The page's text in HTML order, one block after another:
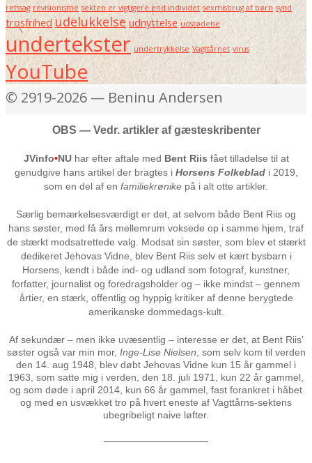
retssag revisionisme sekten er vigtigere end individet sexmisbrug af børn synd
trosfrihed udelukkelse udnyttelse udstødelse
undertekster undertrykkelse Vagttårnet virus
YouTube
© 2919-2026 — Beninu Andersen
OBS — Vedr. artikler af gæsteskribenter
JVinfo•NUhar efter aftale med Bent Riis fået tilladelse til at
genudgive hans artikel der bragtes i Horsens Folkeblad i 2019,
som en del af en familiekrønike på i alt otte artikler.
Særlig bemærkelsesværdigt er det, at selvom både Bent Riis og
hans søster, med få års mellemrum voksede op i samme hjem, traf
de stærkt modsatrettede valg. Modsat sin søster, som blev et stærkt
dedikeret Jehovas Vidne, blev Bent Riis selv et kært bysbarn i
Horsens, kendt i både ind- og udland som fotograf, kunstner,
forfatter, journalist og foredragsholder og – ikke mindst – gennem
årtier, en stærk, offentlig og hyppig kritiker af denne berygtede
amerikanske dommedags-kult.
Af sekundær – men ikke uvæsentlig – interesse er det, at Bent Riis’
søster også var min mor, Inge-Lise Nielsen , som selv kom til verden
den 14. aug 1948, blev døbt Jehovas Vidne kun 15 år gammel i
1963, som satte mig i verden, den 18. juli 1971, kun 22 år gammel,
og som døde i april 2014, kun 66 år gammel, fast forankret i håbet
og med en usvækket tro på hvert eneste af Vagttårns-sektens
ubegribeligt naive løfter.
───────────────